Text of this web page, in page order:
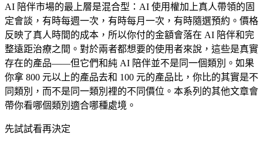
AI 陪伴市場的最上層是混合型：AI 使用權加上真人帶領的固
定會談，有時每週一次，有時每月一次，有時隨選預約。價格
反映了真人時間的成本，所以你付的金額會落在 AI 陪伴和完
整遠距治療之間。對於兩者都想要的使用者來說，這些是真實
存在的產品——但它們和純 AI 陪伴並不是同一個類別。如果
你拿 800 元以上的產品去和 100 元的產品比，你比的其實是不
同類別，而不是同一類別裡的不同價位。本系列的其他文章會
帶你看哪個類別適合哪種處境。
先試試看再決定